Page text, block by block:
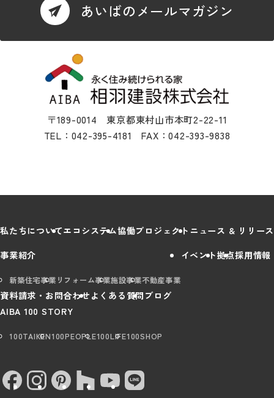
あいばのメールマガジン
〒189-0014 東京都東村山市本町2-22-11
TEL：042-395-4181 FAX：042-393-9838
私たちについてエコシステム協働プロジェクト ニュース & リリース
事業紹介
新築住宅事業 リフォーム事業施設事業不動産事業
イベント拠点採用情報
資料請求・お問合わせ よくある質問 ブログ
AIBA 100 STORY
100TAIKEN100PEOPLE100LIFE100SHOP